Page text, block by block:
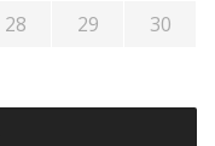
28 29
30